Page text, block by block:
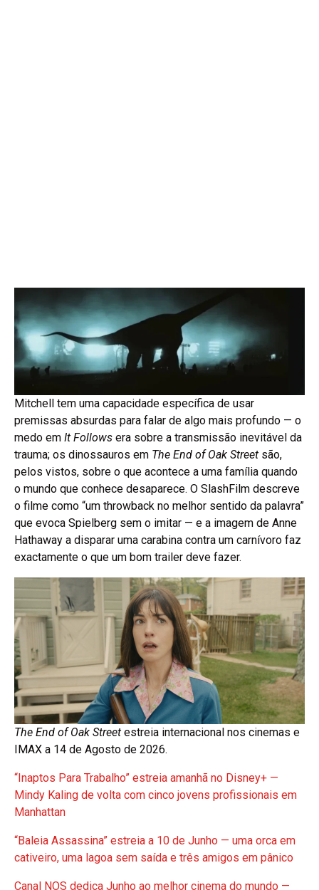
Mitchell tem uma capacidade específica de usar
premissas absurdas para falar de algo mais profundo — o
medo em It Follows era sobre a transmissão inevitável da
trauma; os dinossauros em The End of Oak Street são,
pelos vistos, sobre o que acontece a uma família quando
o mundo que conhece desaparece. O SlashFilm descreve
o filme como “um throwback no melhor sentido da palavra”
que evoca Spielberg sem o imitar — e a imagem de Anne
Hathaway a disparar uma carabina contra um carnívoro faz
exactamente o que um bom trailer deve fazer.
The End of Oak Street estreia internacional nos cinemas e
IMAX a 14 de Agosto de 2026.
“Inaptos Para Trabalho” estreia amanhã no Disney+ —
Mindy Kaling de volta com cinco jovens profissionais em
Manhattan
“Baleia Assassina” estreia a 10 de Junho — uma orca em
cativeiro, uma lagoa sem saída e três amigos em pânico
Canal NOS dedica Junho ao melhor cinema do mundo —